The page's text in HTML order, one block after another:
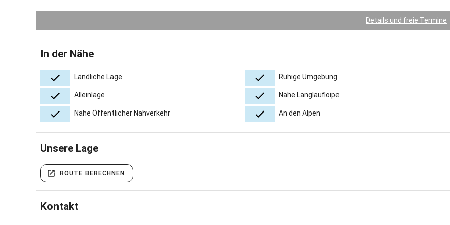
Details und freie Termine
In der Nähe
Ländliche Lage Ruhige Umgebung
Alleinlage Nähe Langlaufloipe
Nähe Öffentlicher Nahverkehr An den Alpen
Unsere Lage
ROUTE BERECHNEN
Kontakt